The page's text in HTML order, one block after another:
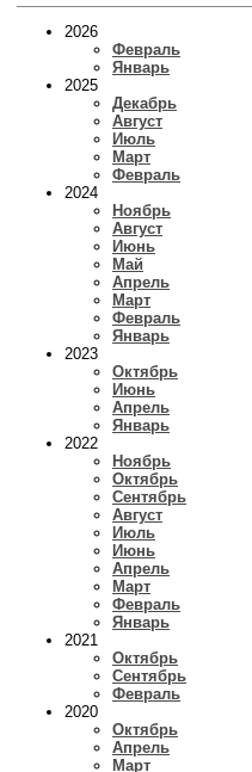
2026
Февраль
Январь
2025
Декабрь
Август
Июль
Март
Февраль
2024
Ноябрь
Август
Июнь
Май
Апрель
Март
Февраль
Январь
2023
Октябрь
Июнь
Апрель
Январь
2022
Ноябрь
Октябрь
Сентябрь
Август
Июль
Июнь
Апрель
Март
Февраль
Январь
2021
Октябрь
Сентябрь
Февраль
2020
Октябрь
Апрель
Март